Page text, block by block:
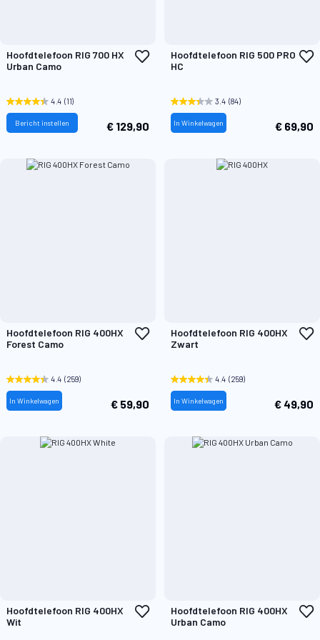
Hoofdtelefoon RIG 700 HX
Urban Camo
Voeg
4.4 (11)
€ 129,90
Bericht instellen
Hoofdtelefoon RIG 500 PRO
HC
3.4 (84)
€ 69,90
In Winkelwagen
Hoofdtelefoon RIG 400HX
Forest Camo
Voeg
4.4 (259)
€ 59,90
In Winkelwagen
Hoofdtelefoon RIG 400HX
Zwart
4.4 (259)
€ 49,90
In Winkelwagen
Hoofdtelefoon RIG 400HX
Wit
Voeg Hoofdtelefoon RIG 400HX
Urban Camo